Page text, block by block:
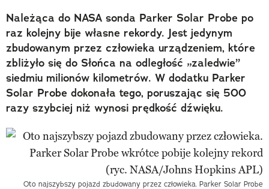
Należąca do NASA sonda Parker Solar Probe po
raz kolejny bije własne rekordy. Jest jedynym
zbudowanym przez człowieka urządzeniem, które
zbliżyło się do Słońca na odległość „zaledwie”
siedmiu milionów kilometrów. W dodatku Parker
Solar Probe dokonała tego, poruszając się 500
razy szybciej niż wynosi prędkość dźwięku.
Oto najszybszy pojazd zbudowany przez człowieka. Parker Solar Probe